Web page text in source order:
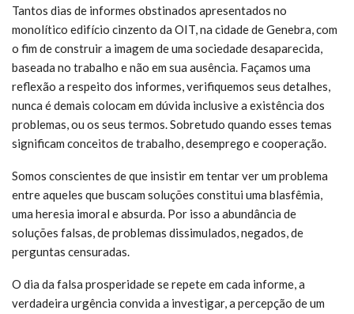
Tantos dias de informes obstinados apresentados no
monolítico edifício cinzento da OIT, na cidade de Genebra, com
o fim de construir a imagem de uma sociedade desaparecida,
baseada no trabalho e não em sua ausência. Façamos uma
reflexão a respeito dos informes, verifiquemos seus detalhes,
nunca é demais colocam em dúvida inclusive a existência dos
problemas, ou os seus termos. Sobretudo quando esses temas
significam conceitos de trabalho, desemprego e cooperação.
Somos conscientes de que insistir em tentar ver um problema
entre aqueles que buscam soluções constitui uma blasfêmia,
uma heresia imoral e absurda. Por isso a abundância de
soluções falsas, de problemas dissimulados, negados, de
perguntas censuradas.
O dia da falsa prosperidade se repete em cada informe, a
verdadeira urgência convida a investigar, a percepção de um